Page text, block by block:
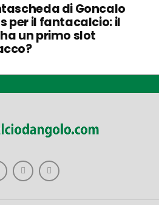
di Goncalo
per il fantacalcio: il
un primo slot